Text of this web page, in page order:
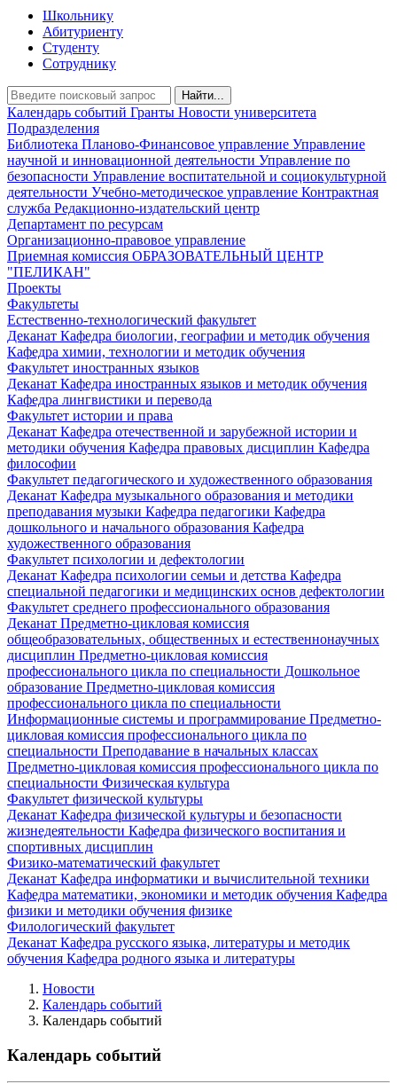
Школьнику
Абитуриенту
Студенту
Сотруднику
Найти...
Календарь событий Гранты Новости университета
Подразделения
Библиотека Планово-Финансовое управление Управление
научной и инновационной деятельности Управление по
безопасности Управление воспитательной и социокультурной
деятельности Учебно-методическое управление Контрактная
служба Редакционно-издательский центр
Департамент по ресурсам
Организационно-правовое управление
Приемная комиссия ОБРАЗОВАТЕЛЬНЫЙ ЦЕНТР
"ПЕЛИКАН"
Проекты
Факультеты
Естественно-технологический факультет
Деканат Кафедра биологии, географии и методик обучения
Кафедра химии, технологии и методик обучения
Факультет иностранных языков
Деканат Кафедра иностранных языков и методик обучения
Кафедра лингвистики и перевода
Факультет истории и права
Деканат Кафедра отечественной и зарубежной истории и
методики обучения Кафедра правовых дисциплин Кафедра
философии
Факультет педагогического и художественного образования
Деканат Кафедра музыкального образования и методики
преподавания музыки Кафедра педагогики Кафедра
дошкольного и начального образования Кафедра
художественного образования
Факультет психологии и дефектологии
Деканат Кафедра психологии семьи и детства Кафедра
специальной педагогики и медицинских основ дефектологии
Факультет среднего профессионального образования
Деканат Предметно-цикловая комиссия
общеобразовательных, общественных и естественнонаучных
дисциплин Предметно-цикловая комиссия
профессионального цикла по специальности Дошкольное
образование Предметно-цикловая комиссия
профессионального цикла по специальности
Информационные системы и программирование Предметно-
цикловая комиссия профессионального цикла по
специальности Преподавание в начальных классах
Предметно-цикловая комиссия профессионального цикла по
специальности Физическая культура
Факультет физической культуры
Деканат Кафедра физической культуры и безопасности
жизнедеятельности Кафедра физического воспитания и
спортивных дисциплин
Физико-математический факультет
Деканат Кафедра информатики и вычислительной техники
Кафедра математики, экономики и методик обучения Кафедра
физики и методики обучения физике
Филологический факультет
Деканат Кафедра русского языка, литературы и методик
обучения Кафедра родного языка и литературы
Новости
Календарь событий
Календарь событий
Календарь событий